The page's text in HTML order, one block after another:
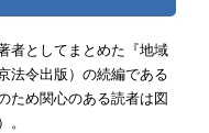
者としてまとめた『地域
法令出版）の続編である
ため関心のある読者は図
。